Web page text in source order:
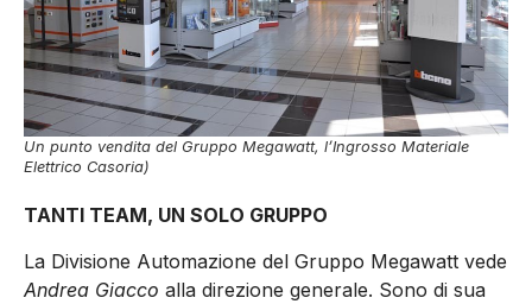
Un punto vendita del Gruppo Megawatt, l’Ingrosso Materiale
Elettrico Casoria)
TANTI TEAM, UN SOLO GRUPPO
La Divisione Automazione del Gruppo Megawatt vede
Andrea Giacco alla direzione generale. Sono di sua